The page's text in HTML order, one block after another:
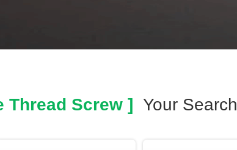
Your Search
[ Machine Thread Screw ]